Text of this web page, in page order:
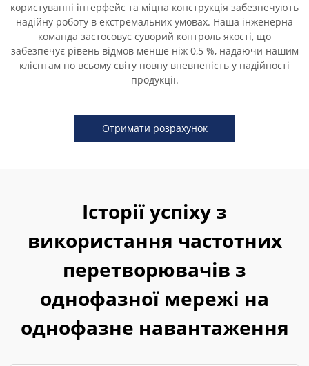
користуванні інтерфейс та міцна конструкція забезпечують
надійну роботу в екстремальних умовах. Наша інженерна
команда застосовує суворий контроль якості, що
забезпечує рівень відмов менше ніж 0,5 %, надаючи нашим
клієнтам по всьому світу повну впевненість у надійності
продукції.
Отримати розрахунок
Історії успіху з
використання частотних
перетворювачів з
однофазної мережі на
однофазне навантаження